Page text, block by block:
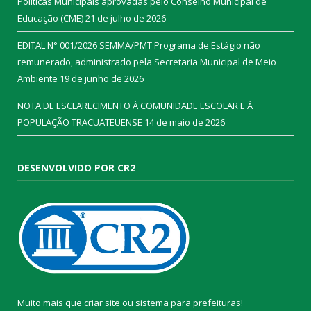
Educação (CME)21 de julho de 2026
EDITAL N° 001/2026 SEMMA/PMT Programa de Estágio não
remunerado, administrado pela Secretaria Municipal de Meio
Ambiente 19 de junho de 2026
NOTA DE ESCLARECIMENTO À COMUNIDADE ESCOLAR E À
POPULAÇÃO TRACUATEUENSE 14 de maio de 2026
DESENVOLVIDO POR CR2
Muito mais que criar site ou sistema para prefeituras!